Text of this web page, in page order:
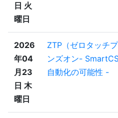
日 火
曜日
2026
年04
月23
日 木
曜日
ZTP（ゼロタッチ
ンズオン-
自動化の可能性 -